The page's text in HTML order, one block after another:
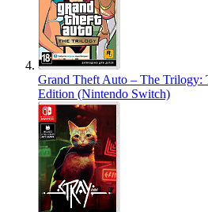
Grand Theft Auto – The Trilogy:
Edition (Nintendo Switch)